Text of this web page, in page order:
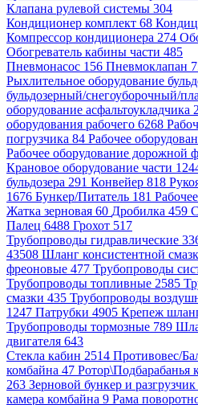
Клапана рулевой системы 304
Кондиционер комплект 68
Компрессор кондиционера 274
Обогреватель кабины части 485
Пневмонасос 156 Пневмоклапан
Рыхлительное оборудование
бульдозерный/снегоуборочный/
оборудование асфальтоукладчика
оборудования рабочего 6268
погрузчика 84 Рабочее
Рабочее оборудование дорожной
Крановое оборудование части
бульдозера 291 Конвейер 818
1676 Бункер/Питатель 181
Жатка зерновая 60 Дробилка 459
Палец 6488 Грохот 517
Трубопроводы гидравлические
43508 Шланг консистентной
фреоновые 477 Трубопроводы
Трубопроводы топливные 2585
смазки 435 Трубопроводы
1247 Патрубки 4905 Крепеж
Трубопроводы тормозные 789
двигателя 643
Стекла кабин 2514 Противовес/
комбайна 47 Ротор\Подбарабанья
263 Зерновой бункер и
камера комбайна 9 Рама